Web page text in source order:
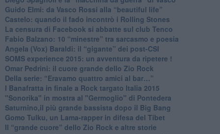
​Guido Elmi: da Vasco Rossi alla “beautiful life”
​Castelo: quando il fado incontrò i Rolling Stones
La censura di Facebook si abbatte sul club Tenco
Fabio Balzano: 10 “minestre” tra sarcasmo e poesia
Angela (Vox) Baraldi: il “gigante” dei post-CSI
​SOMS experience 2015: un avventura da ripetere !
Omar Pedrini: il cuore grande dello Zio Rock
Della serie: “Eravamo quattro amici al bar…”
I Banafratta in finale a Rock targato Italia 2015
"Sonorika" in mostra al "Germoglio" di Pontedera
​Saturnino,il più grande bassista dopo il Big Bang
​Gomo Tulku, un Lama-rapper in difesa del Tibet
​Il “grande cuore” dello Zio Rock e altre storie